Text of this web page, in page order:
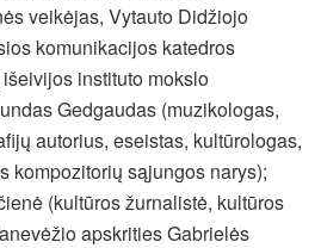
veikėjas, Vytauto Didžiojo
komunikacijos katedros
instituto mokslo
Gedgaudas (muzikologas,
autorius, eseistas, kultūrologas,
kompozitorių sąjungos narys);
(kultūros žurnalistė, kultūros
apskrities Gabrielės